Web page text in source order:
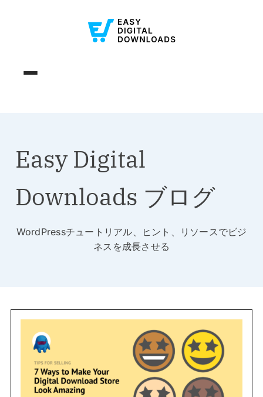
Easy Digital
Downloads ブログ
WordPressチュートリアル、ヒント、リソースでビジ
ネスを成長させる